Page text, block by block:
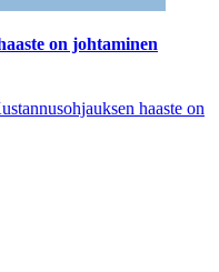
on johtaminen
haaste on